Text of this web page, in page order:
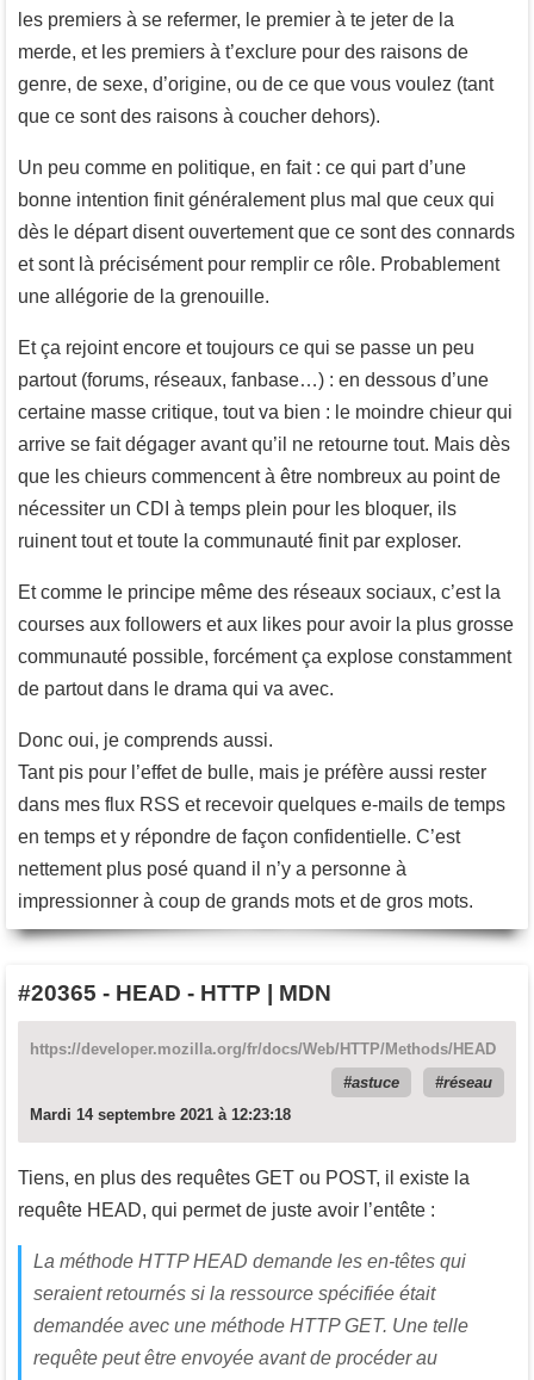
les premiers à se refermer, le premier à te jeter de la
merde, et les premiers à t’exclure pour des raisons de
genre, de sexe, d’origine, ou de ce que vous voulez (tant
que ce sont des raisons à coucher dehors).
Un peu comme en politique, en fait : ce qui part d’une
bonne intention finit généralement plus mal que ceux qui
dès le départ disent ouvertement que ce sont des connards
et sont là précisément pour remplir ce rôle. Probablement
une allégorie de la grenouille.
Et ça rejoint encore et toujours ce qui se passe un peu
partout (forums, réseaux, fanbase…) : en dessous d’une
certaine masse critique, tout va bien : le moindre chieur qui
arrive se fait dégager avant qu’il ne retourne tout. Mais dès
que les chieurs commencent à être nombreux au point de
nécessiter un CDI à temps plein pour les bloquer, ils
ruinent tout et toute la communauté finit par exploser.
Et comme le principe même des réseaux sociaux, c’est la
courses aux followers et aux likes pour avoir la plus grosse
communauté possible, forcément ça explose constamment
de partout dans le drama qui va avec.
Donc oui, je comprends aussi.
Tant pis pour l’effet de bulle, mais je préfère aussi rester
dans mes flux RSS et recevoir quelques e-mails de temps
en temps et y répondre de façon confidentielle. C’est
nettement plus posé quand il n’y a personne à
impressionner à coup de grands mots et de gros mots.
#20365 - HEAD - HTTP | MDN
https://developer.mozilla.org/fr/docs/Web/HTTP/Methods/HEAD
astuce
réseau
Mardi 14 septembre 2021 à 12:23:18
Tiens, en plus des requêtes GET ou POST, il existe la
requête HEAD, qui permet de juste avoir l’entête :
La méthode HTTP HEAD demande les en-têtes qui
seraient retournés si la ressource spécifiée était
demandée avec une méthode HTTP GET. Une telle
requête peut être envoyée avant de procéder au